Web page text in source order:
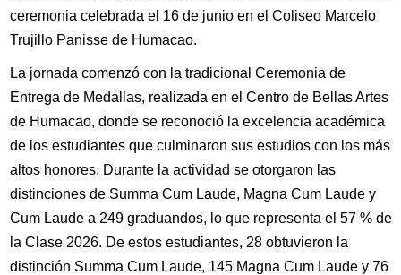
ceremonia celebrada el 16 de junio en el Coliseo Marcelo
Trujillo Panisse de Humacao.
La jornada comenzó con la tradicional Ceremonia de
Entrega de Medallas, realizada en el Centro de Bellas Artes
de Humacao, donde se reconoció la excelencia académica
de los estudiantes que culminaron sus estudios con los más
altos honores. Durante la actividad se otorgaron las
distinciones de Summa Cum Laude, Magna Cum Laude y
Cum Laude a 249 graduandos, lo que representa el 57 % de
la Clase 2026. De estos estudiantes, 28 obtuvieron la
distinción Summa Cum Laude, 145 Magna Cum Laude y 76